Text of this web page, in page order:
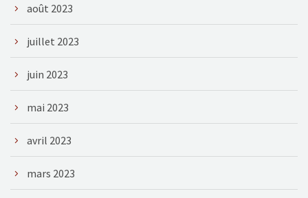
août 2023
juillet 2023
juin 2023
mai 2023
avril 2023
mars 2023